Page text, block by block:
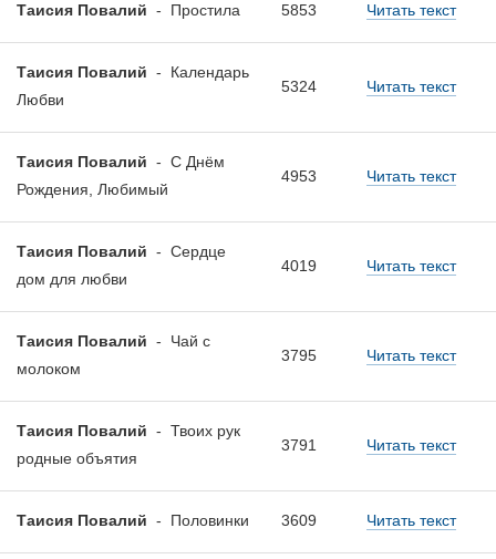
Таисия Повалий - Простила 5853 Читать текст
Таисия Повалий - Календарь
Любви
5324 Читать текст
Таисия Повалий - С Днём
Рождения, Любимый
4953 Читать текст
Таисия Повалий - Сердце
дом для любви
4019 Читать текст
Таисия Повалий - Чай с
молоком
3795 Читать текст
Таисия Повалий - Твоих рук
родные объятия
3791 Читать текст
Таисия Повалий - Половинки 3609 Читать текст